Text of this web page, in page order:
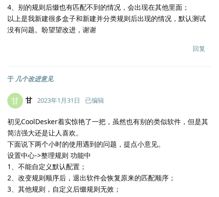
4、别的规则后缀也有匹配不到的情况，会出现在其他里面；
以上是我新建很多盒子和新建并分类规则后出现的情况，默认测试
没有问题。盼望望改进，谢谢
回复
于 几个改进意见
甘 甘 2023年1月31日 已编辑
初见CoolDesker着实惊艳了一把，虽然也有别的类似软件，但是其
简洁强大还是让人喜欢。
下面说下两个小时的使用遇到的问题，提点小意见。
设置中心->整理规则 功能中
1、不能自定义默认配置；
2、改变规则顺序后，退出软件会恢复原来的匹配顺序；
3、其他规则，自定义后缀规则无效；